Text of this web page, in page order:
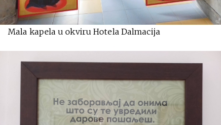
Mala kapela u okviru Hotela Dalmacija